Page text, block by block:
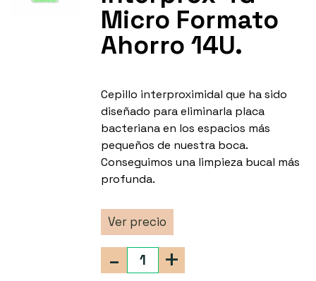
Micro Formato
Ahorro 14U.
Cepillo interproximidal que ha sido
diseñado para eliminarla placa
bacteriana en los espacios más
pequeños de nuestra boca.
Conseguimos una limpieza bucal más
profunda.
Ver precio
+
-